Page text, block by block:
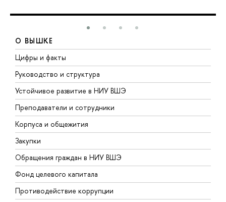
О ВЫШКЕ
Цифры и факты
Руководство и структура
Устойчивое развитие в НИУ ВШЭ
Преподаватели и сотрудники
Корпуса и общежития
Закупки
Обращения граждан в НИУ ВШЭ
Фонд целевого капитала
Противодействие коррупции